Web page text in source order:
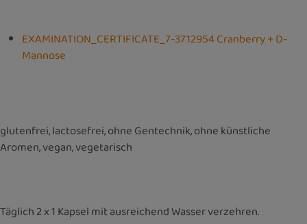
EXAMINATION_CERTIFICATE_7-3712954 Cranberry + D-
Mannose
glutenfrei, lactosefrei, ohne Gentechnik, ohne künstliche
Aromen, vegan, vegetarisch
Täglich 2 x 1 Kapsel mit ausreichend Wasser verzehren.